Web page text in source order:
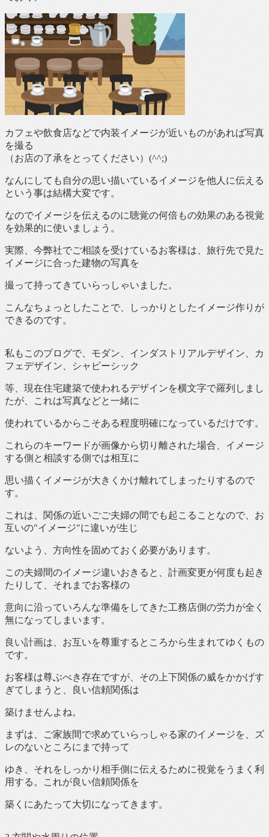
カフェや飲食店などで内装イメージが近いものがあれば写真
を撮る
（お店の了承をとってください）(^^;)
なんにしても自分の思い描いているイメージを他人に伝える
という事は結構大変です。
なのでイメージを伝えるのに聴覚の何倍もの効果のある視覚
を効果的に使いましょう。
実際、今弊社でご相談を受けているお客様は、旅行先で見た
イメージに合った建物の写真を
撮って持ってきていらっしゃいました。
こんなちょっとしたことで、しっかりとしたイメージ作りが
できるのです。
私もこのブログで、モダン、インダストリアルデザイン、カ
フェデザイン、シャビーシック
等、現在住宅建築で使われるデザインを横文字で羅列しまし
たが、これは写真などと一緒に
使われているからこそある程度明確になっているだけです。
これらのキーワードが画像から切り離された場合、イメージ
する側と相談する側では相互に
思い描くイメージが大きくかけ離れてしまったりするので
す。
これは、関係の近いごご夫婦の間でも起こることなので、お
互いの"イメージ"に違いが生じ
ないよう、方向性を固めておく必要があります。
この夫婦間のイメージ違いおきると、計画変更が何度も起き
たりして、それまでお客様の
意向に沿っていろんな準備をしてきた工務店側の労力が全く
無になってしまいます。
良い計画は、お互いを尊重するところから生まれてゆくもの
です。
お客様は尊ぶべき存在ですが、その上下関係の威をかかげす
ぎてしまうと、良い信頼関係は
築けませんよね。
まずは、ご家族間で求めていらっしゃる家のイメージを、ズ
レのないところにまで持って
ゆき、それをしっかり相手側に伝えるために視覚をうまく利
用する。これが良い信頼関係を
築くにあたって大切になってきます。